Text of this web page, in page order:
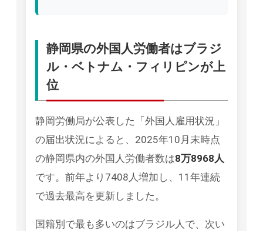
静岡県の外国人労働者はブラジ
ル・ベトナム・フィリピンが上
位
静岡労働局が公表した「外国人雇用状況」
の届出状況によると、2025年10月末時点
の静岡県内の外国人労働者数は8万8968人
です。前年より7408人増加し、11年連続
で過去最高を更新しました。
国籍別で最も多いのはブラジル人で、次い